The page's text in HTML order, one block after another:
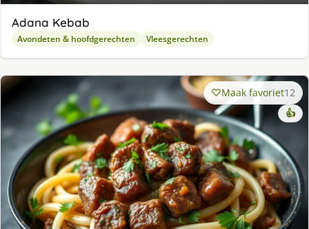
Adana Kebab
Avondeten & hoofdgerechten Vleesgerechten
Maak favoriet12
👍